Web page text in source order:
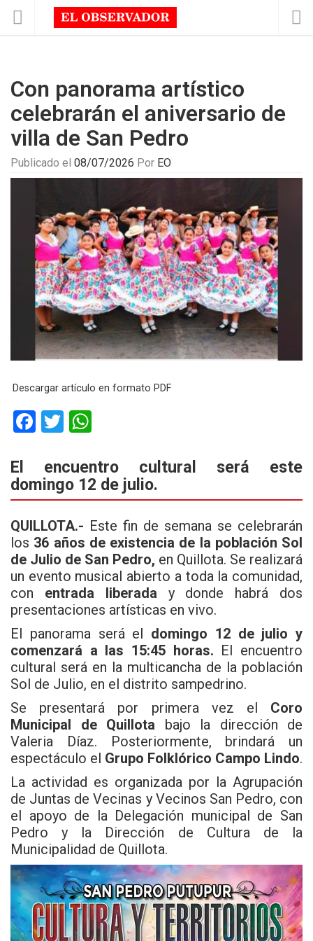
Con panorama artístico
celebrarán el aniversario de
villa de San Pedro
Publicado el 08/07/2026 Por EO
Descargar artículo en formato PDF
F
ce
b
o
k
T
tt
er
at
s
p
p
El encuentro cultural será este
domingo 12 de julio.
QUILLOTA.- Este fin de semana se celebrarán
los 36 años de existencia de la población Sol
de Julio de San Pedro, en Quillota. Se realizará
un evento musical abierto a toda la comunidad,
con entrada liberada y donde habrá dos
presentaciones artísticas en vivo.
El panorama será el domingo 12 de julio y
comenzará a las 15:45 horas. El encuentro
cultural será en la multicancha de la población
Sol de Julio, en el distrito sampedrino.
Se presentará por primera vez el Coro
Municipal de Quillota bajo la dirección de
Valeria Díaz. Posteriormente, brindará un
espectáculo el Grupo Folklórico Campo Lindo.
La actividad es organizada por la Agrupación
de Juntas de Vecinas y Vecinos San Pedro, con
el apoyo de la Delegación municipal de San
Pedro y la Dirección de Cultura de la
Municipalidad de Quillota.